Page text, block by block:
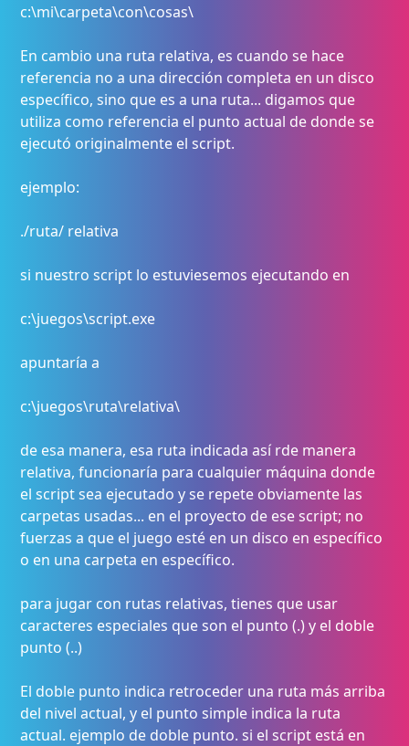
c:\mi\carpeta\con\cosas\
En cambio una ruta relativa, es cuando se hace
referencia no a una dirección completa en un disco
específico, sino que es a una ruta... digamos que
utiliza como referencia el punto actual de donde se
ejecutó originalmente el script.
ejemplo:
./ruta/ relativa
si nuestro script lo estuviesemos ejecutando en
c:\juegos\script.exe
apuntaría a
c:\juegos\ruta\relativa\
de esa manera, esa ruta indicada así rde manera
relativa, funcionaría para cualquier máquina donde
el script sea ejecutado y se repete obviamente las
carpetas usadas... en el proyecto de ese script; no
fuerzas a que el juego esté en un disco en específico
o en una carpeta en específico.
para jugar con rutas relativas, tienes que usar
caracteres especiales que son el punto (.) y el doble
punto (..)
El doble punto indica retroceder una ruta más arriba
del nivel actual, y el punto simple indica la ruta
actual. ejemplo de doble punto. si el script está en